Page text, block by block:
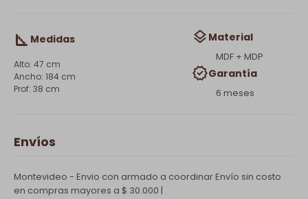
Medidas
47 cm
184 cm
38 cm
Material
MDF + MDP
Garantía
6 meses
Envíos
Montevideo - Envio con armado a coordinarEnvío sin costo
en compras mayores a $ 30.000 |